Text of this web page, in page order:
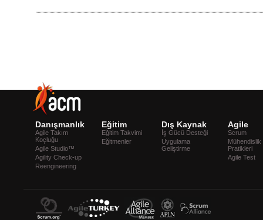
Danışmanlık
Agile Takım
Koçluğu
Agile Studio™
Agility Check-up
Reengineering
Eğitim
Eğitim Takvimi
Eğitmenler
Dış Kaynak
İş Gücü Desteği
Uygulama
Geliştirme
Agile
Scrum
Mühendislik
Pratikleri
Agile Test